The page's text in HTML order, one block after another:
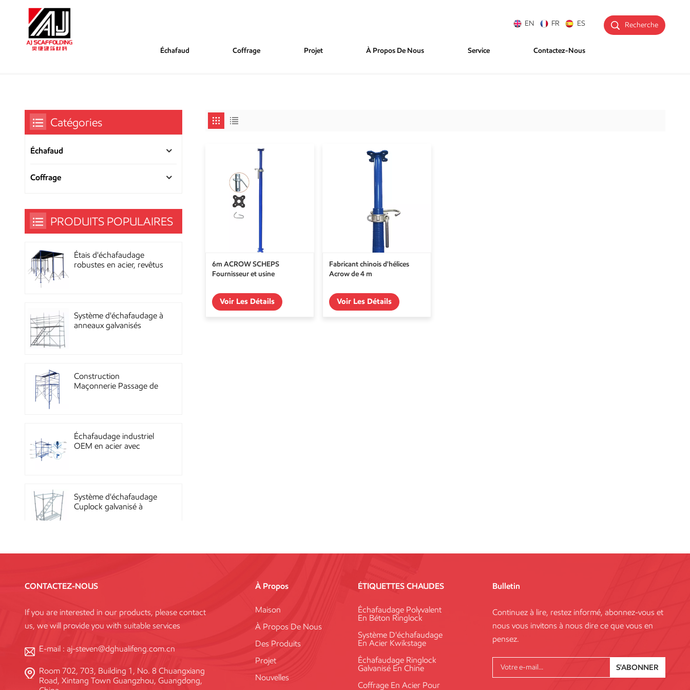
Recherche
EN FR ES
Échafaud Coffrage Projet À Propos De Nous Service Contactez-Nous
6m ACROW SCHEPS
Fournisseur et usine
Voir Les Détails
Fabricant chinois d'hélices
Acrow de 4 m
Voir Les Détails
Catégories
Échafaud
Coffrage
PRODUITS POPULAIRES
Étais d'échafaudage
robustes en acier, revêtus
Système d'échafaudage à
anneaux galvanisés
Construction
Maçonnerie Passage de
Échafaudage industriel
OEM en acier avec
Système d'échafaudage
Cuplock galvanisé à
Chine
Échafaudage à
verrouillage annulaire
haute résistance, norme
Système de coffrage en
acier réutilisable à haute
CONTACTEZ-NOUS
If you are interested in our products, please contact
us, we will provide you with suitable services
E-mail : aj-steven@dghualifeng.com.cn
Room 702, 703, Building 1, No. 8 Chuangxiang
Road, Xintang Town Guangzhou, Guangdong,
À Propos
Maison
À Propos De Nous
Des Produits
Projet
Nouvelles
ÉTIQUETTES CHAUDES
Échafaudage Polyvalent
En Béton Ringlock
Système D'échafaudage
En Acier Kwikstage
Échafaudage Ringlock
Galvanisé En Chine
Coffrage En Acier Pour
Bulletin
Continuez à lire, restez informé, abonnez-vous et
nous vous invitons à nous dire ce que vous en
pensez.
S'ABONNER